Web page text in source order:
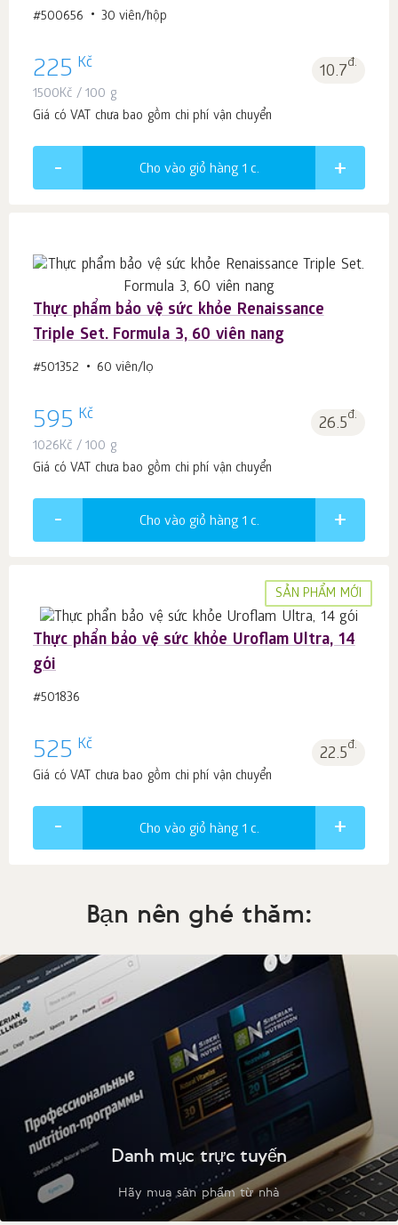
#500656 30 viên/hộp
225 Kč 10.7đ.
1500Kč / 100 g
Giá có VAT chưa bao gồm chi phí vận chuyển
Cho vào giỏ hàng 1 c.
Thực phẩm bảo vệ sức khỏe Renaissance
Triple Set. Formula 3, 60 viên nang
#501352 60 viên/lọ
595 Kč 26.5đ.
1026Kč / 100 g
Giá có VAT chưa bao gồm chi phí vận chuyển
Cho vào giỏ hàng 1 c.
SẢN PHẨM MỚI
Thực phẩn bảo vệ sức khỏe Uroflam Ultra, 14
gói
#501836
525 Kč 22.5đ.
Giá có VAT chưa bao gồm chi phí vận chuyển
Cho vào giỏ hàng 1 c.
Bạn nên ghé thăm:
Danh mục trực tuyến
Hãy mua sản phẩm từ nhà